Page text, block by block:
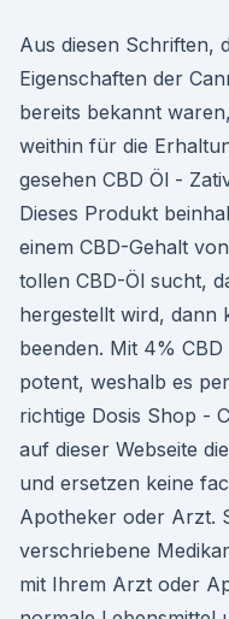
Aus diesen Schriften,
Eigenschaften der
bereits bekannt
weithin für die
gesehen CBD Öl -
Dieses Produkt
einem CBD-Gehalt
tollen CBD-Öl sucht,
hergestellt wird, dann
beenden. Mit 4%
potent, weshalb es
richtige Dosis Shop -
auf dieser Webseite
und ersetzen keine
Apotheker oder Arzt.
verschriebene
mit Ihrem Arzt oder